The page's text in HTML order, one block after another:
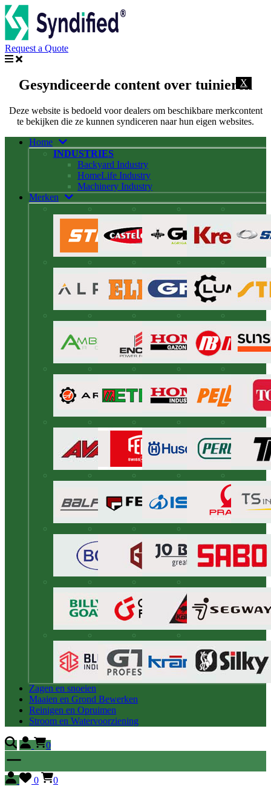
Request a Quote
X
Gesyndiceerde content over tuinieren
Deze website is bedoeld voor dealers om beschikbare merkcontent
te bekijken die ze kunnen syndiceren naar hun eigen websites.
Home
INDUSTRIES
Backyard Industry
HomeLife Industry
Machinery Industry
Merken
Zagen en snoeien
Maaien en Grond Bewerken
Reinigen en Opruimen
Stroom en Watervoorziening
0
0
0